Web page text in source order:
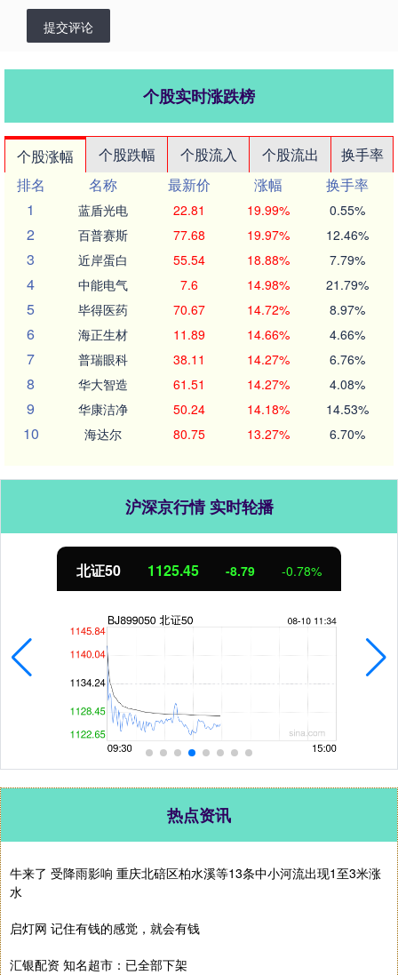
提交评论
个股实时涨跌榜
个股涨幅 个股跌幅 个股流入 个股流出
换手率
排名
名称 最新价 涨幅
换手率
1
蓝盾光电 22.81 19.99% 0.55%
2 百普赛斯 77.68 19.97% 12.46%
3 近岸蛋白 55.54 18.88% 7.79%
4 中能电气 7.6 14.98% 21.79%
5 毕得医药 70.67 14.72% 8.97%
6 海正生材 11.89 14.66% 4.66%
7 普瑞眼科 38.11 14.27% 6.76%
8 华大智造 61.51 14.27% 4.08%
9 华康洁净 50.24 14.18% 14.53%
10 海达尔 80.75 13.27% 6.70%
沪深京行情 实时轮播
北证50 1125.45 -8.79 -0.78%
热点资讯
牛来了 受降雨影响 重庆北碚区柏水溪等13条中小河流出现1至3米涨
水
启灯网 记住有钱的感觉，就会有钱
汇银配资 知名超市：已全部下架